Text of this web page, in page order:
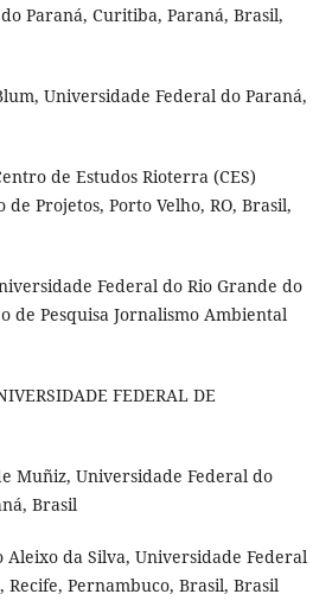
Paraná, Curitiba, Paraná, Brasil,
Universidade Federal do Paraná,
de Estudos Rioterra (CES)
Projetos, Porto Velho, RO, Brasil,
Federal do Rio Grande do
de Pesquisa Jornalismo Ambiental
FEDERAL DE
Muñiz, Universidade Federal do
Brasil
Aleixo da Silva, Universidade Federal
Recife, Pernambuco, Brasil, Brasil